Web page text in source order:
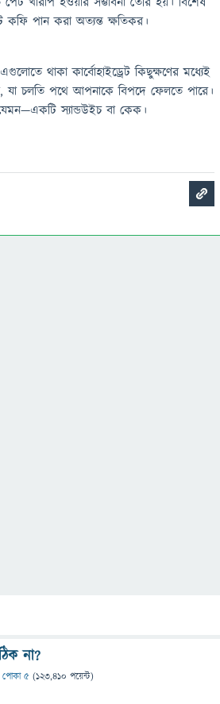
কফি পান করা অত্যন্ত ক্ষতিকর।
থাকা কার্বোহাইড্রেট কিছুক্ষণের মধ্যেই
চলতি পথে আপনাকে বিপদে ফেলতে পারে।
স্যান্ডউইচ বা কেক।
না?
পোকা ৫ (123,410 পয়েন্ট)